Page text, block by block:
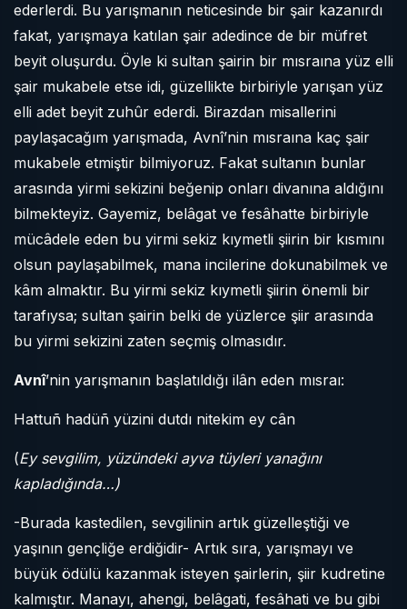
ederlerdi. Bu yarışmanın neticesinde bir şair kazanırdı
fakat, yarışmaya katılan şair adedince de bir müfret
beyit oluşurdu. Öyle ki sultan şairin bir mısraına yüz elli
şair mukabele etse idi, güzellikte birbiriyle yarışan yüz
elli adet beyit zuhûr ederdi. Birazdan misallerini
paylaşacağım yarışmada, Avnî’nin mısraına kaç şair
mukabele etmiştir bilmiyoruz. Fakat sultanın bunlar
arasında yirmi sekizini beğenip onları divanına aldığını
bilmekteyiz. Gayemiz, belâgat ve fesâhatte birbiriyle
mücâdele eden bu yirmi sekiz kıymetli şiirin bir kısmını
olsun paylaşabilmek, mana incilerine dokunabilmek ve
kâm almaktır. Bu yirmi sekiz kıymetli şiirin önemli bir
tarafıysa; sultan şairin belki de yüzlerce şiir arasında
bu yirmi sekizini zaten seçmiş olmasıdır.
Avnî’nin yarışmanın başlatıldığı ilân eden mısraı:
Hattuñ hadüñ yüzini dutdı nitekim ey cân
(Ey sevgilim, yüzündeki ayva tüyleri yanağını
kapladığında…)
-Burada kastedilen, sevgilinin artık güzelleştiği ve
yaşının gençliğe erdiğidir- Artık sıra, yarışmayı ve
büyük ödülü kazanmak isteyen şairlerin, şiir kudretine
kalmıştır. Manayı, ahengi, belâgati, fesâhati ve bu gibi